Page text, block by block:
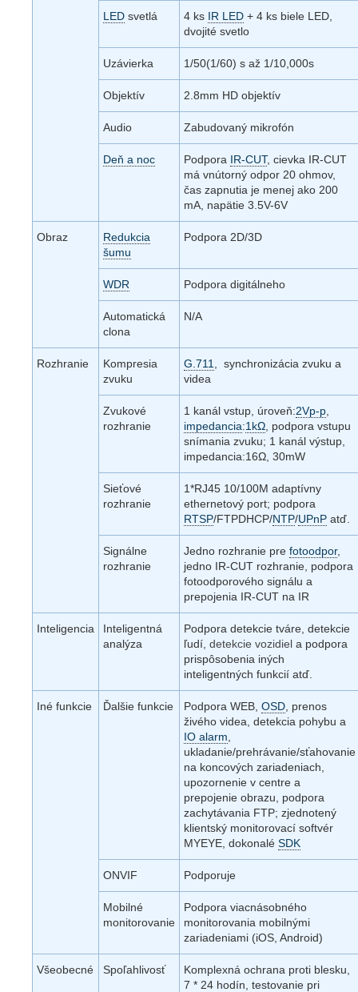
LED svetlá 4 ks IR LED + 4 ks biele LED,
dvojité svetlo
Uzávierka 1/50(1/60) s až 1/10,000s
Objektív 2.8mm HD objektív
Audio Zabudovaný mikrofón
Deň a noc Podpora IR-CUT, cievka IR-CUT
má vnútorný odpor 20 ohmov,
čas zapnutia je menej ako 200
mA, napätie 3.5V-6V
Obraz
Redukcia
šumu
Podpora 2D/3D
WDR Podpora digitálneho
Automatická
clona
N/A
Rozhranie
Kompresia
zvuku
G.711
, synchronizácia zvuku a
videa
Zvukové
rozhranie
1 kanál vstup, úroveň:2Vp-p
impedancia:1kΩ , podpora vstupu
snímania zvuku; 1 kanál výstup,
impedancia:16Ω, 30mW
Sieťové
rozhranie
1*RJ45 10/100M adaptívny
ethernetový port; podpora
RTSP/FTPDHCP/NTP/UPnP atď.
Signálne
rozhranie
Jedno rozhranie pre fotoodpor,
jedno IR-CUT rozhranie, podpora
fotoodporového signálu a
prepojenia IR-CUT na IR
Inteligencia
Inteligentná
analýza
Podpora detekcie tváre, detekcie
ľudí, detekcie vozidiel a podpora
prispôsobenia iných
inteligentných funkcií atď.
Iné funkcie Ďalšie funkcie Podpora WEB, OSD , prenos
živého videa, detekcia pohybu a
IO alarm
ukladanie/prehrávanie/sťahovanie
na koncových zariadeniach,
upozornenie v centre a
prepojenie obrazu, podpora
zachytávania FTP; zjednotený
klientský monitorovací softvér
MYEYE, dokonalé SDK
ONVIF Podporuje
Mobilné
monitorovanie
Podpora viacnásobného
monitorovania mobilnými
zariadeniami (iOS, Android)
Všeobecné Spoľahlivosť
Komplexná ochrana proti blesku,
7 * 24 hodín, testovanie pri